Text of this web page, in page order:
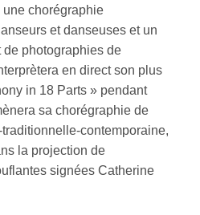
chorégraphie
et danseuses et un
de photographies de
en direct son plus
in 18 Parts » pendant
sa chorégraphie de
contemporaine,
la projection de
signées Catherine